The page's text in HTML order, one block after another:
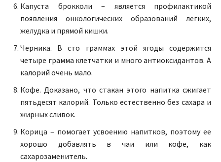
Капуста брокколи – является профилактикой
появления онкологических образований легких,
желудка и прямой кишки.
Черника. В сто граммах этой ягоды содержится
четыре грамма клетчатки и много антиоксидантов. А
калорий очень мало.
Кофе. Доказано, что стакан этого напитка сжигает
пятьдесят калорий. Только естественно без сахара и
жирных сливок.
Корица – помогает усвоению напитков, поэтому ее
хорошо добавлять в чаи или кофе, как
сахарозаменитель.